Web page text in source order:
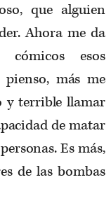
que alguien
Ahora me da
cómicos esos
más me
y terrible llamar
de matar
Es más,
de las bombas